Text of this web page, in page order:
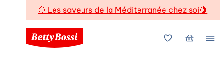
🍋 Les saveurs de la Méditerranée chez soi🍋
Mes favoris
Mon